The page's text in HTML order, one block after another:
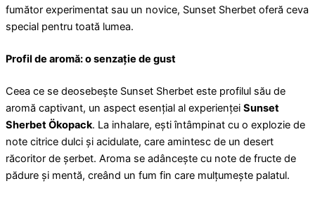
fumător experimentat sau un novice, Sunset Sherbet oferă ceva
special pentru toată lumea.
Profil de aromă: o senzație de gust
Ceea ce se deosebește Sunset Sherbet este profilul său de
aromă captivant, un aspect esențial al experienței Sunset
Sherbet Ökopack. La inhalare, ești întâmpinat cu o explozie de
note citrice dulci și acidulate, care amintesc de un desert
răcoritor de șerbet. Aroma se adâncește cu note de fructe de
pădure și mentă, creând un fum fin care mulțumește palatul.